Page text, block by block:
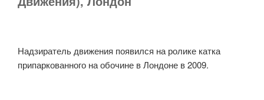
Надзиратель движения появился на ролике катка
припаркованного на обочине в Лондоне в 2009.